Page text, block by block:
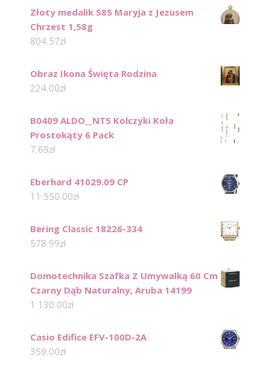
Złoty medalik 585 Maryja z Jezusem
Chrzest 1,58g
804.57zł
Obraz Ikona Święta Rodzina
224.00zł
B0409 ALDO__NT5 Kolczyki Koła
Prostokąty 6 Pack
7.69zł
Eberhard 41029.09 CP
11 550.00zł
Bering Classic 18226-334
578.99zł
Domotechnika Szafka Z Umywalką 60 Cm
Czarny Dąb Naturalny, Aruba 14199
1 130.00zł
Casio Edifice EFV-100D-2A
359.00zł